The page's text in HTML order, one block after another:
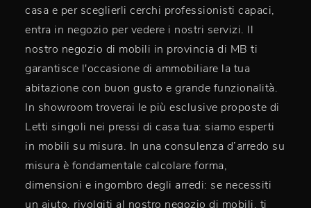
casa e per sceglierli cerchi professionisti capaci,
entra in negozio per vedere i nostri servizi. Il
nostro negozio di mobili in provincia di MB ti
garantisce l'occasione di ammobiliare la tua
abitazione con buon gusto e grande funzionalità.
In showroom troverai le più esclusive proposte di
Letti singoli nei pressi di casa tua: siamo esperti
in mobili su misura. In una consulenza d’arredo su
misura è fondamentale calcolare forma,
dimensioni e ingombro degli arredi: se necessiti
un aiuto, rivolgiti al nostro negozio di mobili, ti